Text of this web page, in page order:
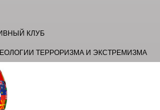
КЛУБ
ТЕРРОРИЗМА И ЭКСТРЕМИЗМА